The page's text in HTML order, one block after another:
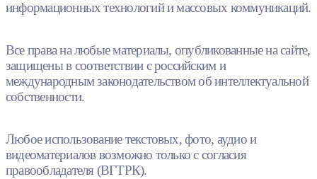
информационных технологий и массовых коммуникаций.
Все права на любые материалы, опубликованные на сайте,
защищены в соответствии с российским и
международным законодательством об интеллектуальной
собственности.
Любое использование текстовых, фото, аудио и
видеоматериалов возможно только с согласия
правообладателя (ВГТРК).